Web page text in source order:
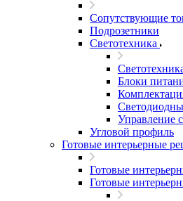
Сопутствующие
Подрозетники
Светотехника
Блоки
Управление
Угловой профиль
Готовые интерьерные
Готовые
Готовые